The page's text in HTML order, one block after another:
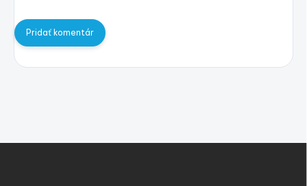
Pridať komentár